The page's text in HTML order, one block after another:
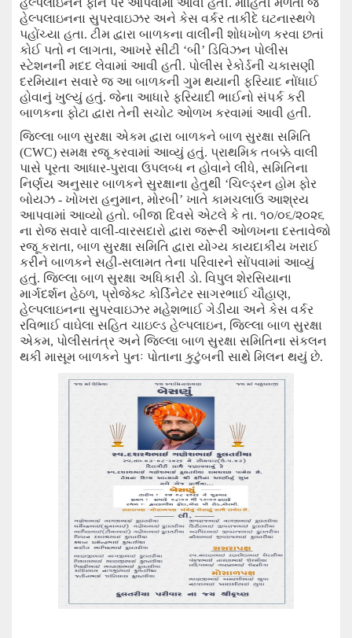
હેલ્પલાઇનના સુપરવાઇઝર અને કેસ વર્કર તાકીદે ઘટનાસ્થળે
પહોંચ્યા હતા. ટીમ દ્વારા બાળકના વાલીની શોધખોળ કરવા છતાં
કોઈ પતો ન લાગતા, આખરે સીટી ‘બી’ ડિવિઝન પોલીસ
સ્ટેશનની મદદ લેવામાં આવી હતી. પોલીસ રેકોર્ડની ચકાસણી
દરમિયાન સવારે જ આ બાળકની ગુમ થયાની ફરિયાદ નોંધાઈ
હોવાનું ખુલ્યું હતું. જેના આધારે ફરિયાદી ભાઈનો સંપર્ક કરી
બાળકના ફોટા દ્વારા તેની સચોટ ઓળખ કરવામાં આવી હતી.
જિલ્લા બાળ સુરક્ષા એકમ દ્વારા બાળકને બાળ સુરક્ષા સમિતિ
(CWC) સમક્ષ રજૂ કરવામાં આવ્યું હતું. પ્રાથમિક તબક્કે વાલી
પાસે પૂરતા આધાર-પુરાવા ઉપલબ્ધ ન હોવાને લીધે, સમિતિના
નિર્ણય અનુસાર બાળકને સુરક્ષાના હેતુથી ‘ચિલ્ડ્રન હોમ ફોર
બોયઝ - ખોખરા હનુમાન, મોરબી’ ખાતે કામચલાઉ આશ્રય
આપવામાં આવ્યો હતો. બીજા દિવસે એટલે કે તા. ૧૦/૦૬/૨૦૨૬
ના રોજ સવારે વાલી-વારસદારો દ્વારા જરૂરી ઓળખના દસ્તાવેજો
રજૂ કરાતા, બાળ સુરક્ષા સમિતિ દ્વારા યોગ્ય કાયદાકીય ખરાઈ
કરીને બાળકને સહી-સલામત તેના પરિવારને સોંપવામાં આવ્યું
હતું. જિલ્લા બાળ સુરક્ષા અધિકારી ડો. વિપુલ શેરસિયાના
માર્ગદર્શન હેઠળ, પ્રોજેક્ટ કોર્ડિનેટર સાગરભાઈ ચૌહાણ,
હેલ્પલાઇનના સુપરવાઇઝર મહેશભાઈ ગેડીયા અને કેસ વર્કર
રવિભાઈ વાઘેલા સહિત ચાઇલ્ડ હેલ્પલાઇન, જિલ્લા બાળ સુરક્ષા
એકમ, પોલીસતંત્ર અને જિલ્લા બાળ સુરક્ષા સમિતિના સંકલન
થકી માસૂમ બાળકને પુનઃ પોતાના કુટુંબની સાથે મિલન થયું છે.